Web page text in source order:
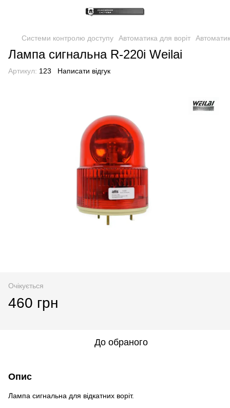
Системи контролю доступу Автоматика для воріт
Лампа сигнальна R-220i Weilai
Артикул: 123 Написати відгук
Очікується
460 грн
До обраного
Опис
Лампа сигнальна для відкатних воріт.